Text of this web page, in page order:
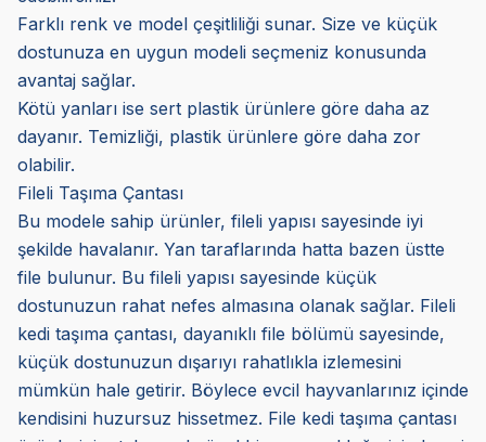
Farklı renk ve model çeşitliliği sunar. Size ve küçük
dostunuza en uygun modeli seçmeniz konusunda
avantaj sağlar.
Kötü yanları ise sert plastik ürünlere göre daha az
dayanır. Temizliği, plastik ürünlere göre daha zor
olabilir.
Fileli Taşıma Çantası
Bu modele sahip ürünler, fileli yapısı sayesinde iyi
şekilde havalanır. Yan taraflarında hatta bazen üstte
file bulunur. Bu fileli yapısı sayesinde küçük
dostunuzun rahat nefes almasına olanak sağlar. Fileli
kedi taşıma çantası, dayanıklı file bölümü sayesinde,
küçük dostunuzun dışarıyı rahatlıkla izlemesini
mümkün hale getirir. Böylece evcil hayvanlarınız içinde
kendisini huzursuz hissetmez. File kedi taşıma çantası